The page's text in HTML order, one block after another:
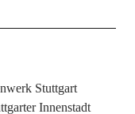
Stuttgart
Innenstadt